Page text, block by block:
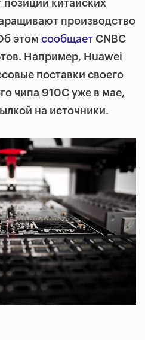
китайских
производство
этом сообщает CNBC
Например, Huawei
поставки своего
чипа 910C уже в мае,
на источники.